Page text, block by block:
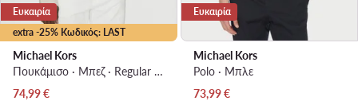
extra -25% Κωδικός: LAST
Ευκαιρία
Michael Kors
Πουκάμισο · Μπεζ · Regular Fit
Τρέχουσα τιμή
74,99€
Ευκαιρία
Michael Kors
Polo · Μπλε
Τρέχουσα τιμή
73,99€